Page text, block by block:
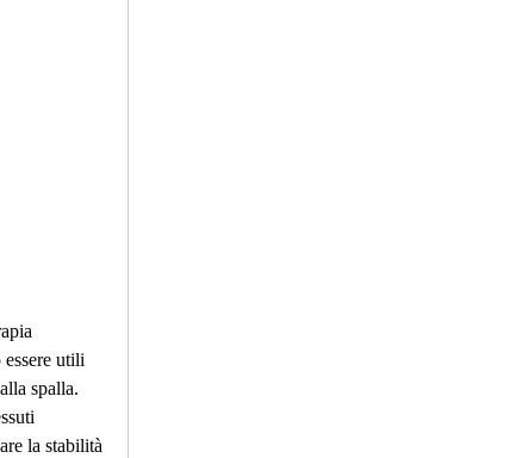
essere utili
spalla.
la stabilità